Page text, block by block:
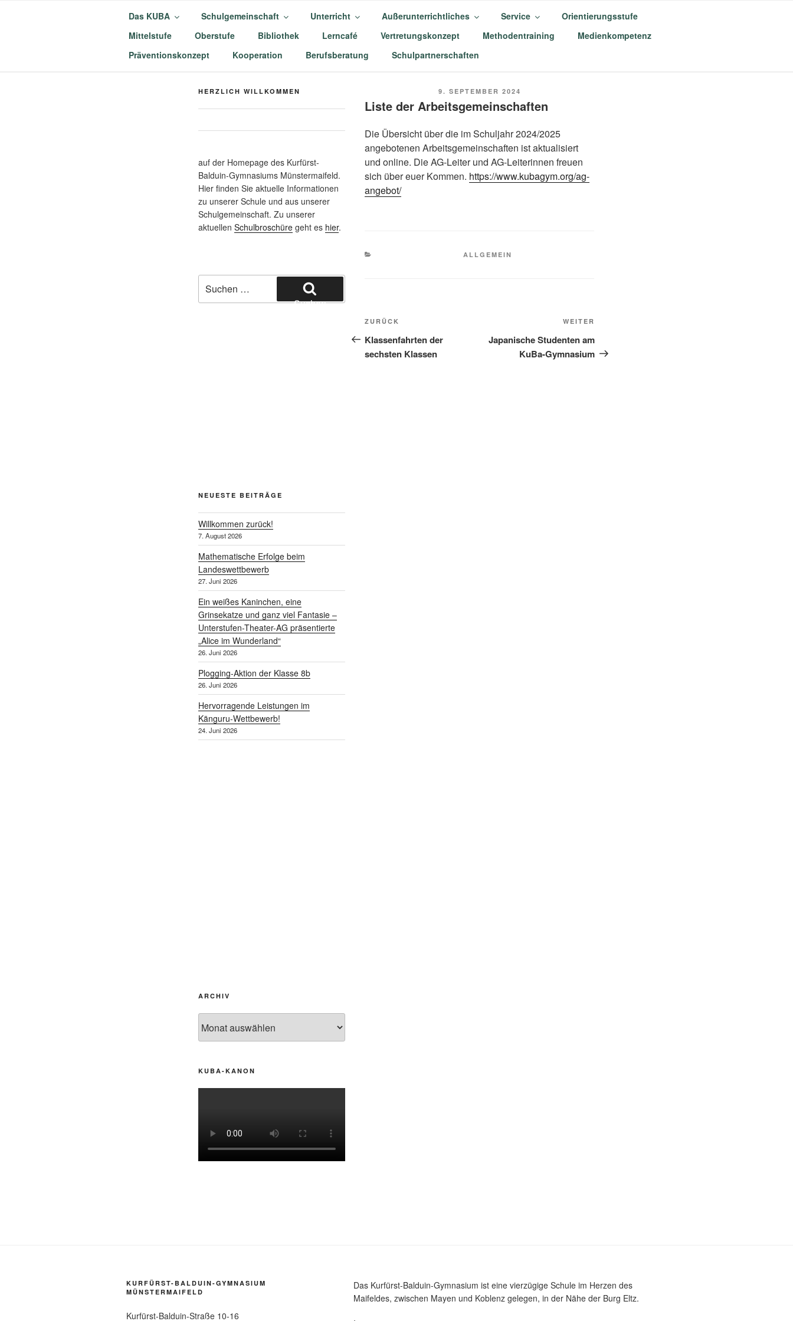
KURFÜRST-BALDUIN-GYMNASIUM
MÜNSTERMAIFELD
Das KUBA Schulgemeinschaft Unterricht Außerunterrichtliches Service
Orientierungsstufe
Mittelstufe
Oberstufe Bibliothek Lerncafé Vertretungskonzept Methodentraining
Medienkompetenz
Präventionskonzept
Kooperation Berufsberatung Schulpartnerschaften
VERÖFFENTLICHT
9. SEPTEMBER 2024
Liste der Arbeitsgemeinschaften
Die Übersicht über die im Schuljahr 2024/2025
angebotenen Arbeitsgemeinschaften ist aktualisiert
und online. Die AG-Leiter und AG-Leiterinnen freuen
sich über euer Kommen. https://www.kubagym.org/ag-
angebot/
KATEGORIEN
ALLGEMEIN
Beitragsnavigation
Vorheriger
Beitrag
ZURÜCK
Klassenfahrten der
sechsten Klassen
Beitrag
WEITER
Japanische Studenten am
KuBa-Gymnasium
HERZLICH WILLKOMMEN
auf der Homepage des Kurfürst-
Balduin-Gymnasiums Münstermaifeld.
Hier finden Sie aktuelle Informationen
zu unserer Schule und aus unserer
Schulgemeinschaft. Zu unserer
aktuellen Schulbroschüre geht es hier.
nach:
Suchen
NEUESTE BEITRÄGE
Willkommen zurück!
7. August 2026
Mathematische Erfolge beim
Landeswettbewerb
27. Juni 2026
Ein weißes Kaninchen, eine
Grinsekatze und ganz viel Fantasie –
Unterstufen-Theater-AG präsentierte
„Alice im Wunderland“
26. Juni 2026
Plogging-Aktion der Klasse 8b
26. Juni 2026
Hervorragende Leistungen im
Känguru-Wettbewerb!
24. Juni 2026
ARCHIV
KUBA-KANON
KURFÜRST-BALDUIN-GYMNASIUM
MÜNSTERMAIFELD
Kurfürst-Balduin-Straße 10-16
Das Kurfürst-Balduin-Gymnasium ist eine vierzügige Schule im Herzen des
Maifeldes, zwischen Mayen und Koblenz gelegen, in der Nähe der Burg Eltz.